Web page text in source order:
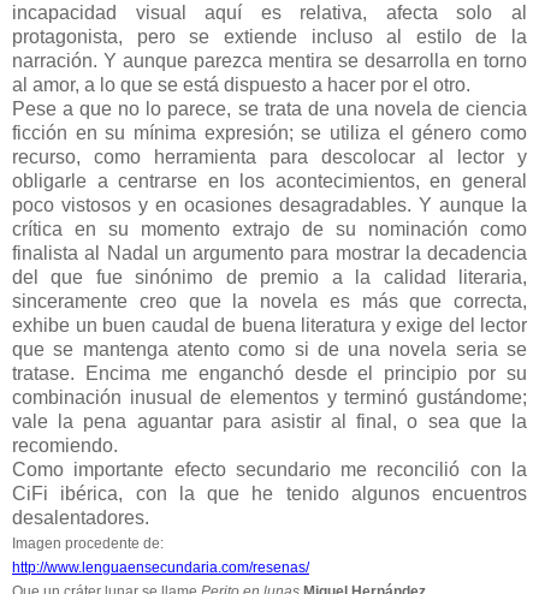
incapacidad visual aquí es relativa, afecta solo al
protagonista, pero se extiende incluso al estilo de la
narración. Y aunque parezca mentira se desarrolla en torno
al amor, a lo que se está dispuesto a hacer por el otro.
Pese a que no lo parece, se trata de una novela de ciencia
ficción en su mínima expresión; se utiliza el género como
recurso, como herramienta para descolocar al lector y
obligarle a centrarse en los acontecimientos, en general
poco vistosos y en ocasiones desagradables. Y aunque la
crítica en su momento extrajo de su nominación como
finalista al Nadal un argumento para mostrar la decadencia
del que fue sinónimo de premio a la calidad literaria,
sinceramente creo que la novela es más que correcta,
exhibe un buen caudal de buena literatura y exige del lector
que se mantenga atento como si de una novela seria se
tratase. Encima me enganchó desde el principio por su
combinación inusual de elementos y terminó gustándome;
vale la pena aguantar para asistir al final, o sea que la
recomiendo.
Como importante efecto secundario me reconcilió con la
CiFi ibérica, con la que he tenido algunos encuentros
desalentadores.
Imagen procedente de:
http://www.lenguaensecundaria.com/resenas/